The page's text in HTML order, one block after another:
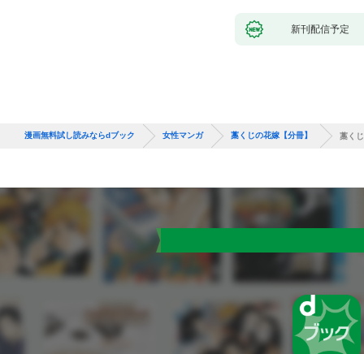
新刊配信予定
漫画無料試し読みならdブック 女性マンガ 藁くじの花嫁【分冊】 藁く